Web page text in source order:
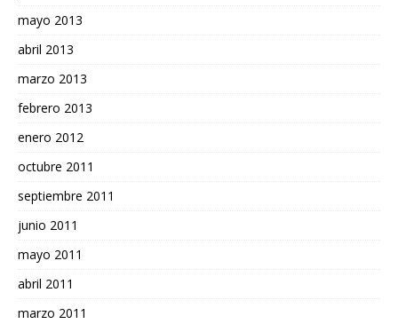
mayo 2013
abril 2013
marzo 2013
febrero 2013
enero 2012
octubre 2011
septiembre 2011
junio 2011
mayo 2011
abril 2011
marzo 2011